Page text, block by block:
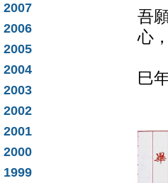
2007
2006
2005
2004
2003
2002
2001
2000
1999
吾
心
巳